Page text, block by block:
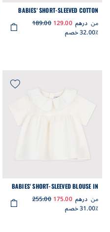
BABIES' SHORT-SLEEVED COTTON
من درهم 129.00
189.00
32.00٪ خصم
BABIES' SHORT-SLEEVED BLOUSE IN
من درهم 175.00
255.00
31.00٪ خصم